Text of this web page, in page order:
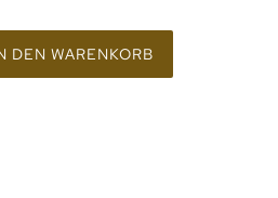
DEN WARENKORB